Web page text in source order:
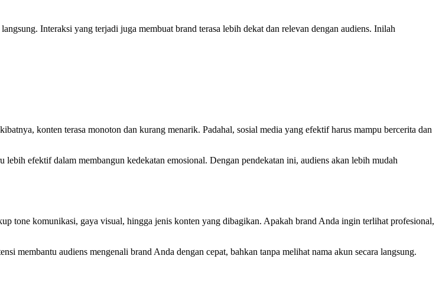
Interaksi yang terjadi juga membuat brand terasa lebih dekat dan relevan dengan audiens. Inilah
konten terasa monoton dan kurang menarik. Padahal, sosial media yang efektif harus mampu bercerita dan
efektif dalam membangun kedekatan emosional. Dengan pendekatan ini, audiens akan lebih mudah
tone komunikasi, gaya visual, hingga jenis konten yang dibagikan. Apakah brand Anda ingin terlihat profesional,
membantu audiens mengenali brand Anda dengan cepat, bahkan tanpa melihat nama akun secara langsung.